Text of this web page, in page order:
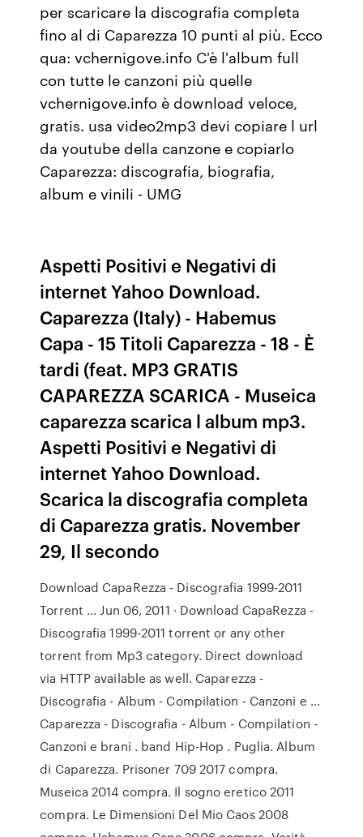
per scaricare la discografia completa
fino al di Caparezza 10 punti al più. Ecco
qua: vchernigove.info C'è l'album full
con tutte le canzoni più quelle
vchernigove.info è download veloce,
gratis. usa video2mp3 devi copiare l url
da youtube della canzone e copiarlo
Caparezza: discografia, biografia,
album e vinili - UMG
Aspetti Positivi e Negativi di
internet Yahoo Download.
Caparezza (Italy) - Habemus
Capa - 15 Titoli Caparezza - 18 - È
tardi (feat. MP3 GRATIS
CAPAREZZA SCARICA - Museica
caparezza scarica l album mp3.
Aspetti Positivi e Negativi di
internet Yahoo Download.
Scarica la discografia completa
di Caparezza gratis. November
29, Il secondo
Download CapaRezza - Discografia 1999-2011
Torrent ... Jun 06, 2011 · Download CapaRezza -
Discografia 1999-2011 torrent or any other
torrent from Mp3 category. Direct download
via HTTP available as well. Caparezza -
Discografia - Album - Compilation - Canzoni e ...
Caparezza - Discografia - Album - Compilation -
Canzoni e brani . band Hip-Hop . Puglia. Album
di Caparezza. Prisoner 709 2017 compra.
Museica 2014 compra. Il sogno eretico 2011
compra. Le Dimensioni Del Mio Caos 2008